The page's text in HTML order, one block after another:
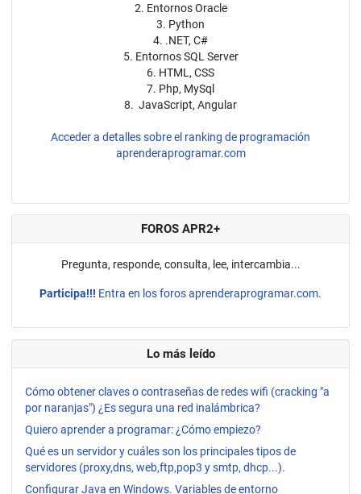
2. Entornos Oracle
3. Python
4. .NET, C#
5. Entornos SQL Server
6. HTML, CSS
7. Php, MySql
8. JavaScript, Angular
Acceder a detalles sobre el ranking de programación
aprenderaprogramar.com
FOROS APR2+
Pregunta, responde, consulta, lee, intercambia...
Participa!!! Entra en los foros aprenderaprogramar.com.
Lo más leído
Cómo obtener claves o contraseñas de redes wifi (cracking "a
por naranjas") ¿Es segura una red inalámbrica?
Quiero aprender a programar: ¿Cómo empiezo?
Qué es un servidor y cuáles son los principales tipos de
servidores (proxy,dns, web,ftp,pop3 y smtp, dhcp...).
Configurar Java en Windows. Variables de entorno